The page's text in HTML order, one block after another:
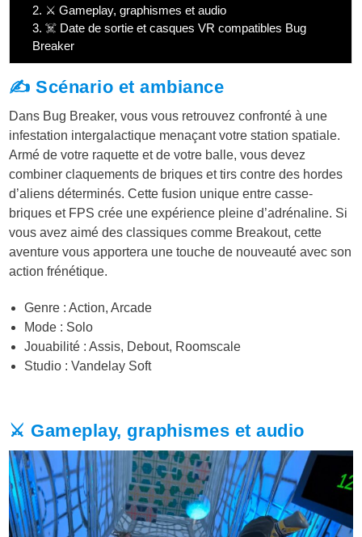
2. ⚔️ Gameplay, graphismes et audio
3. ☠️ Date de sortie et casques VR compatibles Bug
Breaker
✍️ Scénario et ambiance
Dans Bug Breaker, vous vous retrouvez confronté à une
infestation intergalactique menaçant votre station spatiale.
Armé de votre raquette et de votre balle, vous devez
combiner claquements de briques et tirs contre des hordes
d’aliens déterminés. Cette fusion unique entre casse-
briques et FPS crée une expérience pleine d’adrénaline. Si
vous avez aimé des classiques comme Breakout, cette
aventure vous apportera une touche de nouveauté avec son
action frénétique.
Genre : Action, Arcade
Mode : Solo
Jouabilité : Assis, Debout, Roomscale
Studio :Vandelay Soft
⚔️ Gameplay, graphismes et audio